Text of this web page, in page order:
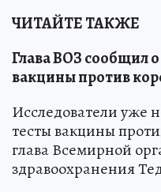
ЧИТАЙТЕ ТАКЖЕ
Глава ВОЗ сообщил
вакцины против
Исследователи уже
тесты вакцины
глава Всемирной
здравоохранения